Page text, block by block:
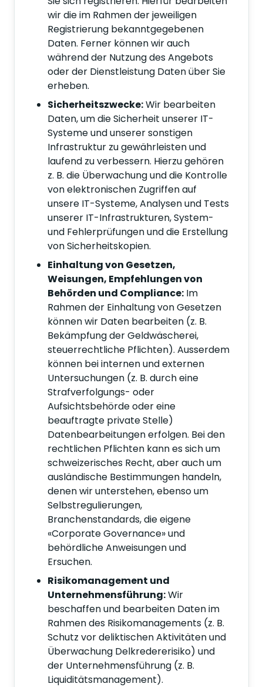
wir die im Rahmen der jeweiligen
Registrierung bekanntgegebenen
Daten. Ferner können wir auch
während der Nutzung des Angebots
oder der Dienstleistung Daten über Sie
erheben.
Sicherheitszwecke:Wir bearbeiten
Daten, um die Sicherheit unserer IT-
Systeme und unserer sonstigen
Infrastruktur zu gewährleisten und
laufend zu verbessern. Hierzu gehören
z. B. die Überwachung und die Kontrolle
von elektronischen Zugriffen auf
unsere IT-Systeme, Analysen und Tests
unserer IT-Infrastrukturen, System-
und Fehlerprüfungen und die Erstellung
von Sicherheitskopien.
Einhaltung von Gesetzen,
Weisungen, Empfehlungen von
Behörden und Compliance: Im
Rahmen der Einhaltung von Gesetzen
können wir Daten bearbeiten (z. B.
Bekämpfung der Geldwäscherei,
steuerrechtliche Pflichten). Ausserdem
können bei internen und externen
Untersuchungen (z. B. durch eine
Strafverfolgungs- oder
Aufsichtsbehörde oder eine
beauftragte private Stelle)
Datenbearbeitungen erfolgen. Bei den
rechtlichen Pflichten kann es sich um
schweizerisches Recht, aber auch um
ausländische Bestimmungen handeln,
denen wir unterstehen, ebenso um
Selbstregulierungen,
Branchenstandards, die eigene
«Corporate Governance» und
behördliche Anweisungen und
Ersuchen.
Risikomanagement und
Unternehmensführung:Wir
beschaffen und bearbeiten Daten im
Rahmen des Risikomanagements (z. B.
Schutz vor deliktischen Aktivitäten und
Überwachung Delkredererisiko) und
der Unternehmensführung (z. B.
Liquiditätsmanagement).